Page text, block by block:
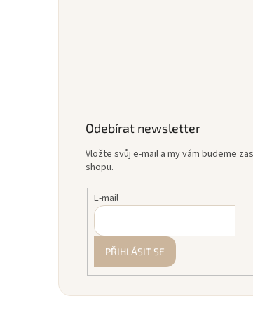
Odebírat newsletter
Vložte svůj e-mail a my vám budeme
shopu.
E-mail
PŘIHLÁSIT SE